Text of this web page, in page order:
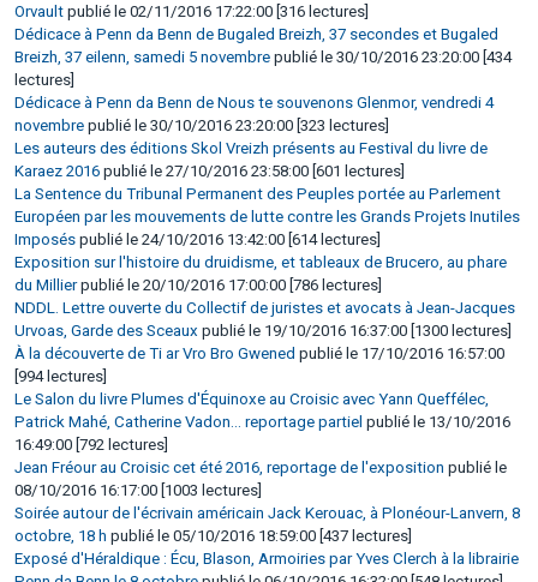
Orvault publié le 02/11/2016 17:22:00 [316 lectures]
Dédicace à Penn da Benn de Bugaled Breizh, 37 secondes et Bugaled
Breizh, 37 eilenn, samedi 5 novembre publié le 30/10/2016 23:20:00 [434
lectures]
Dédicace à Penn da Benn de Nous te souvenons Glenmor, vendredi 4
novembre publié le 30/10/2016 23:20:00 [323 lectures]
Les auteurs des éditions Skol Vreizh présents au Festival du livre de
Karaez 2016 publié le 27/10/2016 23:58:00 [601 lectures]
La Sentence du Tribunal Permanent des Peuples portée au Parlement
Européen par les mouvements de lutte contre les Grands Projets Inutiles
Imposés publié le 24/10/2016 13:42:00 [614 lectures]
Exposition sur l'histoire du druidisme, et tableaux de Brucero, au phare
du Millierpublié le 20/10/2016 17:00:00 [786 lectures]
NDDL. Lettre ouverte du Collectif de juristes et avocats à Jean-Jacques
Urvoas, Garde des Sceaux publié le 19/10/2016 16:37:00 [1300 lectures]
À la découverte de Ti ar Vro Bro Gwened publié le 17/10/2016 16:57:00
[994 lectures]
Le Salon du livre Plumes d'Équinoxe au Croisic avec Yann Queffélec,
Patrick Mahé, Catherine Vadon... reportage partiel publié le 13/10/2016
16:49:00 [792 lectures]
Jean Fréour au Croisic cet été 2016, reportage de l'exposition publié le
08/10/2016 16:17:00 [1003 lectures]
Soirée autour de l'écrivain américain Jack Kerouac, à Plonéour-Lanvern, 8
octobre, 18 h publié le 05/10/2016 18:59:00 [437 lectures]
Exposé d'Héraldique : Écu, Blason, Armoiries par Yves Clerch à la librairie